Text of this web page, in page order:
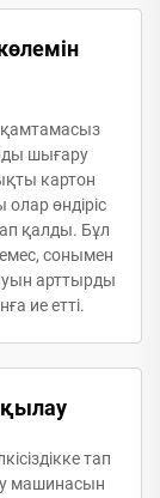
қамтамасыз
шығару
картон
өндіріс
қалды. Бұл
сонымен
арттырды
ие етті.
тап
машинасын